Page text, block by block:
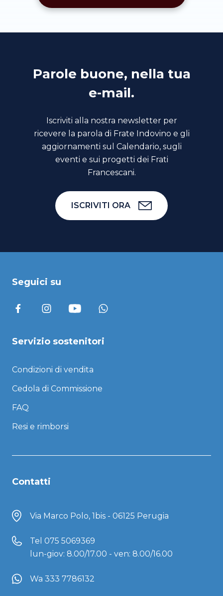
Parole buone, nella tua
e-mail.
Iscriviti alla nostra newsletter per
ricevere la parola di Frate Indovino e gli
aggiornamenti sul Calendario, sugli
eventi e sui progetti dei Frati
Francescani.
ISCRIVITI ORA
Seguici su
Servizio sostenitori
Condizioni di vendita
Cedola di Commissione
FAQ
Resi e rimborsi
Contatti
Via Marco Polo, 1bis - 06125 Perugia
Tel 075 5069369
lun-giov: 8.00/17.00 - ven: 8.00/16.00
Wa 333 7786132